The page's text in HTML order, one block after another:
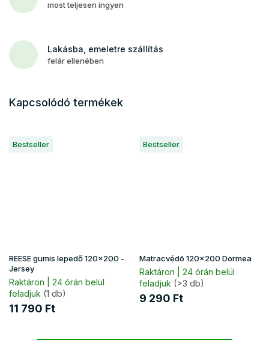
most teljesen ingyen
Lakásba, emeletre szállítás
felár ellenében
Kapcsolódó termékek
Bestseller
REESE gumis lepedő 120x200 -
Jersey
Raktáron | 24 órán belül
feladjuk (1 db)
11 790 Ft
Bestseller
Matracvédõ 120x200 Dormea
Raktáron | 24 órán belül
feladjuk (>3 db)
9 290 Ft